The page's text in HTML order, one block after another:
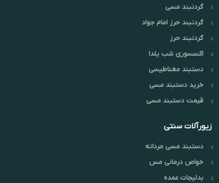
گردنبند مسی
گردنبند حرز امام جواد
گردنبند حرز
اکسسوری شب یلدا
دستبند مغناطیسی
خرید دستبند مسی
قیمت دستبند مسی
زیورآلات سنتی
دستبند مسی مردانه
خواص درمانی مس
بدلیجات عمده